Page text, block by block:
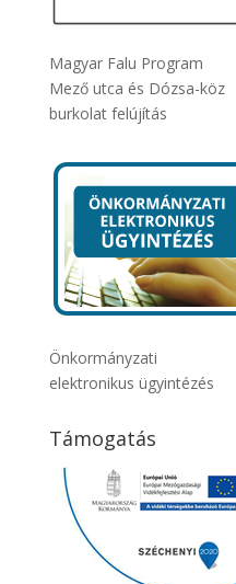
Magyar Falu Program
Mező utca és Dózsa-köz
burkolat felújítás
Önkormányzati
elektronikus ügyintézés
Támogatás